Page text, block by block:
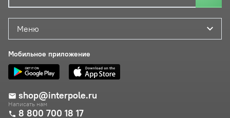
Меню
Мобильное приложение
shop@interpole.ru
Написать нам
8 800 700 18 17